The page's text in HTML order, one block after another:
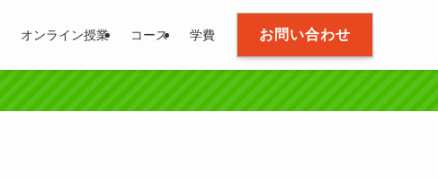
オンライン授業 コース 学費 お問い合わせ